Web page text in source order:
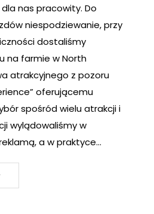
nas pracowity. Do
niespodziewanie, przy
dostaliśmy
na farmie w North
atrakcyjnego z pozoru
oferującemu
spośród wielu atrakcji i
wylądowaliśmy w
a w praktyce…